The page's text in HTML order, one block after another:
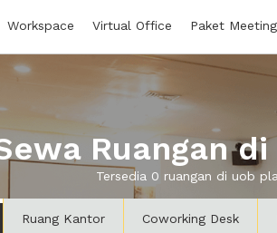
Workspace Virtual Office Paket Meeting
Ruangan
Tersedia 0 ruangan di uob
Ruang Kantor Coworking Desk